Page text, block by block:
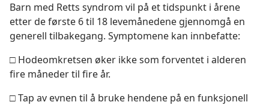
Barn med Retts syndrom vil på et tidspunkt i årene
etter de første 6 til 18 levemånedene gjennomgå en
generell tilbakegang. Symptomene kan innbefatte:
□ Hodeomkretsen øker ikke som forventet i alderen
fire måneder til fire år.
□ Tap av evnen til å bruke hendene på en funksjonell